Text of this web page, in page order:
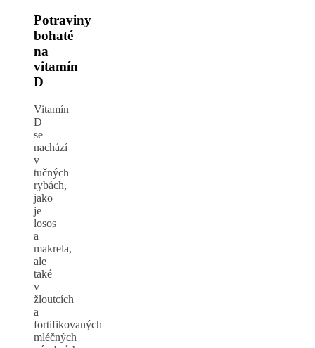
Potraviny
bohaté
na
vitamín
D
Vitamín
D
se
nachází
v
tučných
rybách,
jako
je
losos
a
makrela,
ale
také
v
žloutcích
a
fortifikovaných
mléčných